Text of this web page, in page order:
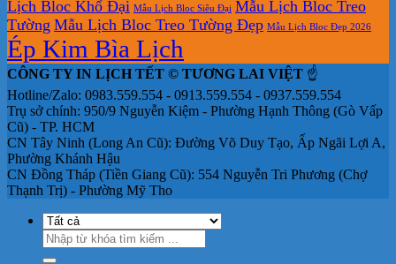
Lịch Bloc Khổ Đại Mẫu Lịch Bloc Siêu Đại Mẫu Lịch Bloc Treo
Tường Mẫu Lịch Bloc Treo Tường Đẹp Mẫu Lịch Bloc Đẹp 2026
Ép Kim Bìa Lịch
CÔNG TY IN LỊCH TẾT © TƯƠNG LAI VIỆT ☝️
Hotline/Zalo: 0983.559.554 - 0913.559.554 - 0937.559.554
Trụ sở chính: 950/9 Nguyễn Kiệm - Phường Hạnh Thông (Gò Vấp
Cũ) - TP. HCM
CN Tây Ninh (Long An Cũ): Đường Võ Duy Tạo, Ấp Ngãi Lợi A,
Phường Khánh Hậu
CN Đồng Tháp (Tiền Giang Cũ): 554 Nguyễn Tri Phương (Chợ
Thạnh Trị) - Phường Mỹ Tho
Tìm
kiếm: